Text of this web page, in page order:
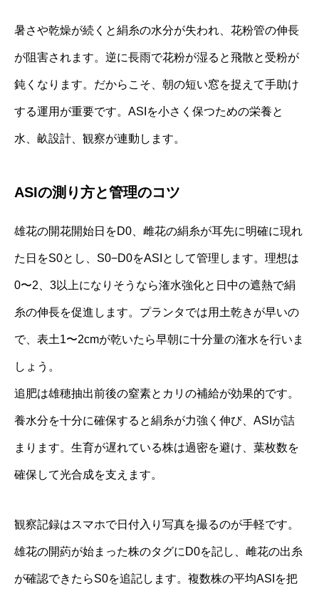
暑さや乾燥が続くと絹糸の水分が失われ、花粉管の伸長
が阻害されます。逆に長雨で花粉が湿ると飛散と受粉が
鈍くなります。だからこそ、朝の短い窓を捉えて手助け
する運用が重要です。ASIを小さく保つための栄養と
水、畝設計、観察が連動します。
ASIの測り方と管理のコツ
雄花の開花開始日をD0、雌花の絹糸が耳先に明確に現れ
た日をS0とし、S0−D0をASIとして管理します。理想は
0〜2、3以上になりそうなら潅水強化と日中の遮熱で絹
糸の伸長を促進します。プランタでは用土乾きが早いの
で、表土1〜2cmが乾いたら早朝に十分量の潅水を行いま
しょう。
追肥は雄穂抽出前後の窒素とカリの補給が効果的です。
養水分を十分に確保すると絹糸が力強く伸び、ASIが詰
まります。生育が遅れている株は過密を避け、葉枚数を
確保して光合成を支えます。
観察記録はスマホで日付入り写真を撮るのが手軽です。
雄花の開葯が始まった株のタグにD0を記し、雌花の出糸
が確認できたらS0を追記します。複数株の平均ASIを把